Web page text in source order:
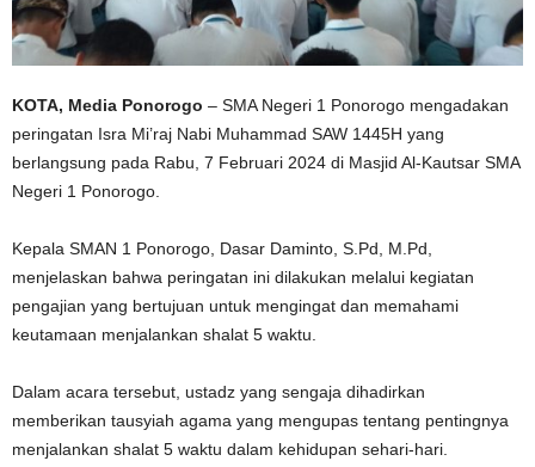
KOTA, Media Ponorogo – SMA Negeri 1 Ponorogo mengadakan
peringatan Isra Mi’raj Nabi Muhammad SAW 1445H yang
berlangsung pada Rabu, 7 Februari 2024 di Masjid Al-Kautsar SMA
Negeri 1 Ponorogo.
Kepala SMAN 1 Ponorogo, Dasar Daminto, S.Pd, M.Pd,
menjelaskan bahwa peringatan ini dilakukan melalui kegiatan
pengajian yang bertujuan untuk mengingat dan memahami
keutamaan menjalankan shalat 5 waktu.
Dalam acara tersebut, ustadz yang sengaja dihadirkan
memberikan tausyiah agama yang mengupas tentang pentingnya
menjalankan shalat 5 waktu dalam kehidupan sehari-hari.